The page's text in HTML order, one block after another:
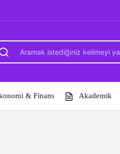
& Finans Akademik